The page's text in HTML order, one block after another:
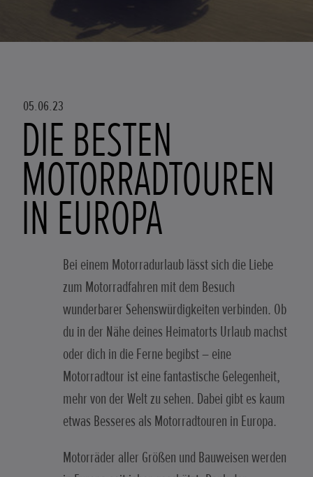
05.06.23
DIE BESTEN
MOTORRADTOUREN
IN EUROPA
Bei einem Motorradurlaub lässt sich die Liebe
zum Motorradfahren mit dem Besuch
wunderbarer Sehenswürdigkeiten verbinden. Ob
du in der Nähe deines Heimatorts Urlaub machst
oder dich in die Ferne begibst – eine
Motorradtour ist eine fantastische Gelegenheit,
mehr von der Welt zu sehen. Dabei gibt es kaum
etwas Besseres als Motorradtouren in Europa.
Motorräder aller Größen und Bauweisen werden